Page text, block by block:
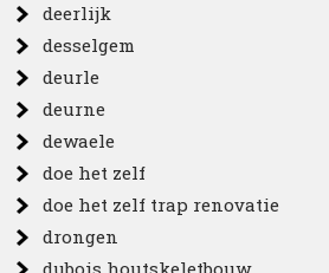
deerlijk
desselgem
deurle
deurne
dewaele
doe het zelf
doe het zelf trap renovatie
drongen
dubois houtskeletbouw